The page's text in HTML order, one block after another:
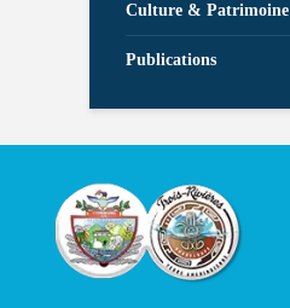
Culture & Patrimoine
Publications